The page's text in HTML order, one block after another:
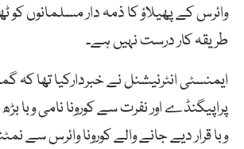
وائرس کے پھیلاؤ کا ذمہ دار مسلمانوں کو
طریقہ کار درست نہیں ہے۔
ایمنسٹی انٹرنیشنل نے خبردارکیا تھا کہ
پراپیگنڈے اور نفرت سے کورونا نامی وبا
وبا قرار دیے جانے والے کورونا وائرس سے